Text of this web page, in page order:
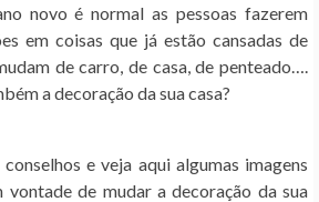
novo é normal as pessoas fazerem
em coisas que já estão cansadas de
de carro, de casa, de penteado….
a decoração da sua casa?
e veja aqui algumas imagens
de mudar a decoração da sua